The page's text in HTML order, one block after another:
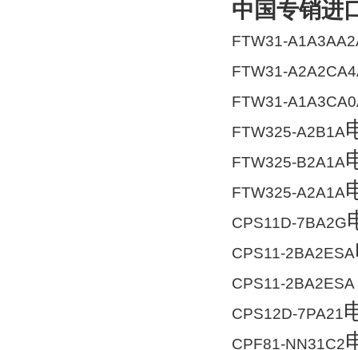
中国专销进
FTW31-
FTW31-
FTW31-
FTW325-A2B1A
FTW325-B2A1A
FTW325-A2A1A
CPS11D-7BA2G
CPS11-2BA2ESA
CPS11-2BA2ESA
CPS12D-7PA21
CPF81-NN31C2